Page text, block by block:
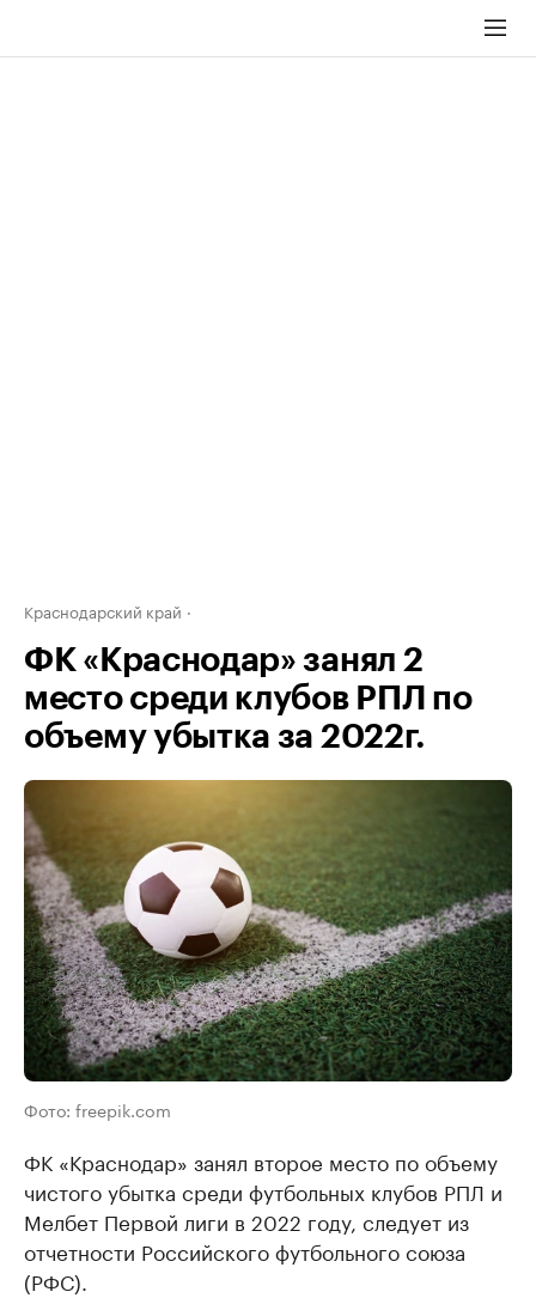
Краснодарский край
ФК «Краснодар» занял 2
место среди клубов РПЛ по
объему убытка за 2022г.
Фото: freepik.com
ФК «Краснодар» занял второе место по объему
чистого убытка среди футбольных клубов РПЛ и
Мелбет Первой лиги в 2022 году, следует из
отчетности Российского футбольного союза
(РФС).